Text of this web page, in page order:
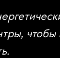
чтобы